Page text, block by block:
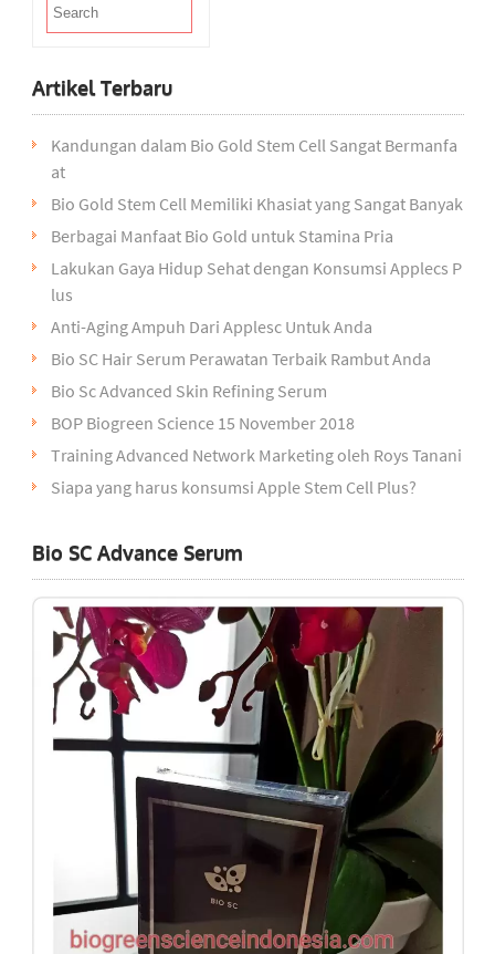
Artikel Terbaru
Kandungan dalam Bio Gold Stem Cell Sangat Bermanfa
at
Bio Gold Stem Cell Memiliki Khasiat yang Sangat Banyak
Berbagai Manfaat Bio Gold untuk Stamina Pria
Lakukan Gaya Hidup Sehat dengan Konsumsi Applecs P
lus
Anti-Aging Ampuh Dari Applesc Untuk Anda
Bio SC Hair Serum Perawatan Terbaik Rambut Anda
Bio Sc Advanced Skin Refining Serum
BOP Biogreen Science 15 November 2018
Training Advanced Network Marketing oleh Roys Tanani
Siapa yang harus konsumsi Apple Stem Cell Plus?
Bio SC Advance Serum